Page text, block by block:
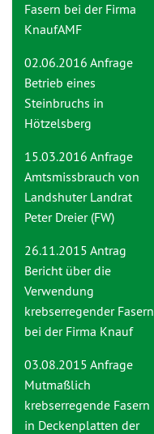
Fasern bei der Firma
KnaufAMF
02.06.2016 Anfrage
Betrieb eines
Steinbruchs in
Hötzelsberg
15.03.2016 Anfrage
Amtsmissbrauch von
Landshuter Landrat
Peter Dreier (FW)
26.11.2015 Antrag
Bericht über die
Verwendung
krebserregender Fasern
bei der Firma Knauf
03.08.2015 Anfrage
Mutmaßlich
krebserregende Fasern
in Deckenplatten der